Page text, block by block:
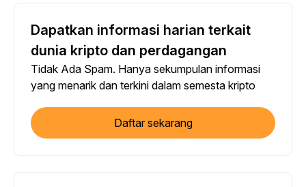
Dapatkan informasi harian terkait
dunia kripto dan perdagangan
Tidak Ada Spam. Hanya sekumpulan informasi
yang menarik dan terkini dalam semesta kripto
Daftar sekarang